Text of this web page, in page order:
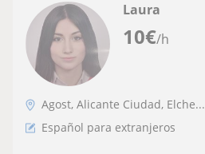
10€/h
Laura
Agost, Alicante Ciudad, Elche...
Español para extranjeros